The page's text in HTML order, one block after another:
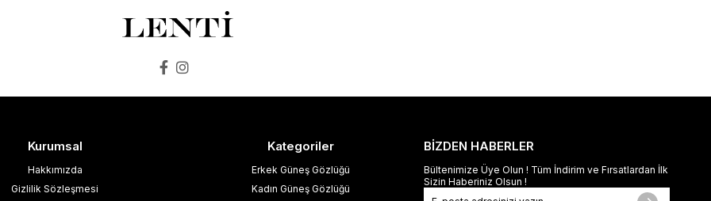
Kurumsal
Hakkımızda
Gizlilik Sözleşmesi
Kategoriler
Erkek Güneş Gözlüğü
Kadın Güneş Gözlüğü
BİZDEN HABERLER
Bültenimize Üye Olun ! Tüm İndirim ve Fırsatlardan İlk
Sizin Haberiniz Olsun !